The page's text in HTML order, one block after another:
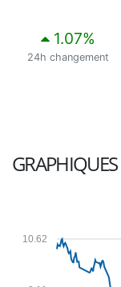
1.07%
24h changement
GRAPHIQUES
10.62